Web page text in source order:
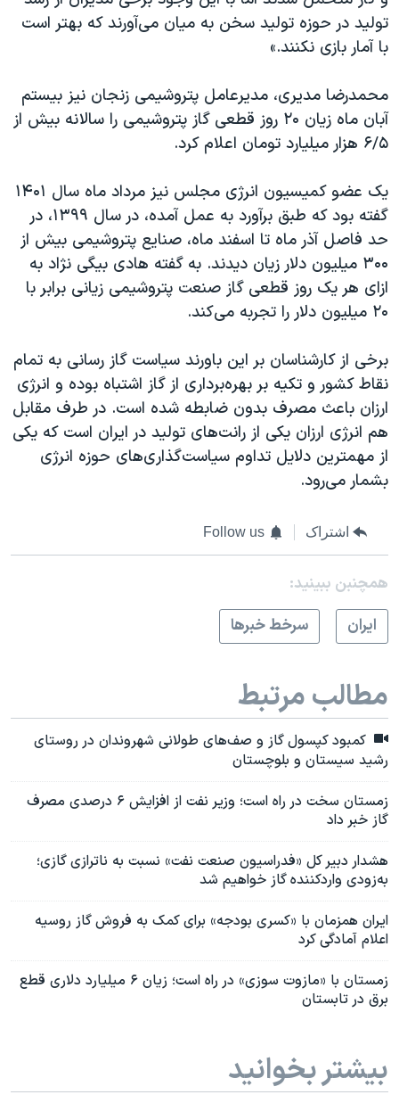
تولید در حوزه تولید سخن به میان می‌آورند که بهتر است
با آمار بازی نکنند.»
محمدرضا مدیری، مدیرعامل پتروشیمی زنجان نیز بیستم
آبان ماه زیان ۲۰ روز قطعی گاز پتروشیمی را سالانه بیش از
۶/۵ هزار میلیارد تومان اعلام کرد.
یک عضو کمیسیون انرژی مجلس نیز مرداد ماه سال ۱۴۰۱
گفته بود که طبق برآورد به عمل آمده، در سال ۱۳۹۹، در
حد فاصل آذر ماه تا اسفند ماه، صنایع پتروشیمی بیش از
۳۰۰ میلیون دلار زیان دیدند. به گفته هادی بیگی نژاد به
ازای هر یک روز قطعی گاز صنعت پتروشیمی زیانی برابر با
۲۰ میلیون دلار را تجربه می‌کند.
برخی از کارشناسان بر این باورند سیاست گاز رسانی به تمام
نقاط کشور و تکیه بر بهره‌برداری از گاز اشتباه بوده و انرژی
ارزان باعث مصرف بدون ضابطه شده است. در طرف مقابل
هم انرژی ارزان یکی از رانت‌های تولید در ایران است که یکی
از مهمترین دلایل تداوم سیاست‌گذاری‌های حوزه انرژی
بشمار می‌رود.
اشتراک Follow us
همچنبن ببینید:
ايران
سرخط خبرها
مطالب مرتبط
کمبود کپسول گاز و صف‌های طولانی شهروندان در روستای
رشید سیستان و بلوچستان
زمستان سخت در راه است؛ وزیر نفت از افزایش ۶ درصدی مصرف
گاز خبر داد
هشدار دبیر کل «فدراسیون صنعت نفت» نسبت به ناترازی گازی؛
به‌زودی واردکننده گاز خواهیم شد
ایران همزمان با «کسری بودجه» برای کمک به فروش گاز روسیه
اعلام آمادگی کرد
زمستان با «مازوت سوزی» در راه است؛ زیان ۶ میلیارد دلاری قطع
برق در تابستان
بیشتر بخوانید